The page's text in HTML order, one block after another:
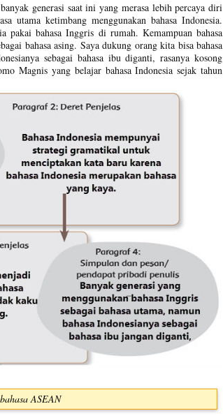
generasi saat ini yang merasa lebih percaya diri
utama ketimbang menggunakan bahasa Indonesia.
pakai bahasa Inggris di rumah. Kemampuan bahasa
bahasa asing. Saya dukung orang kita bisa bahasa
sebagai bahasa ibu diganti, rasanya kosong
Magnis yang belajar bahasa Indonesia sejak tahun
ASEAN